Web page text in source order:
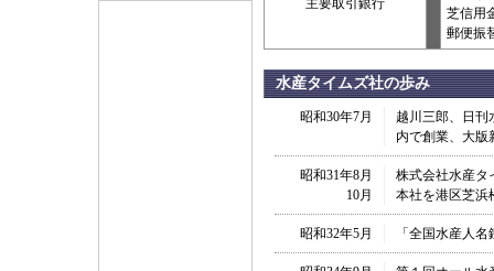
主要取引銀行
芝信用
郵便振
水産タイムズ社の歩み
昭和30年7月
越川三郎、日刊
内で創業、大版
昭和31年8月
株式会社水産タ
10月
本社を港区芝浜
昭和32年5月 「全国水産人